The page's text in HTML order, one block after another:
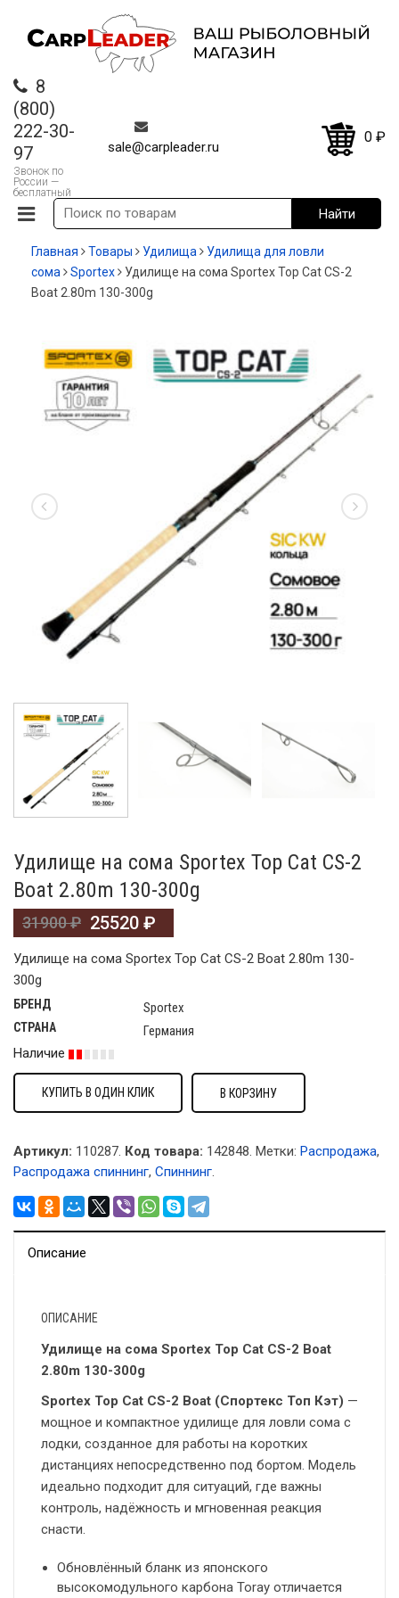
8
(800)
222-30-
97
Звонок по
России —
бесплатный
sale@carpleader.ru
0 ₽
Главная Товары Удилища
Удилища для ловли
сома
Sportex
Удилище на сома Sportex Top Cat CS-2
Boat 2.80m 130-300g
Удилище на сома Sportex Top Cat CS-2
Boat 2.80m 130-300g
31900₽ 25520 ₽
Удилище на сома Sportex Top Cat CS-2 Boat 2.80m 130-
300g
БРЕНД Sportex
СТРАНА
Германия
Наличие
КУПИТЬ В ОДИН КЛИК В КОРЗИНУ
Артикул: 110287. Код товара: 142848. Метки: Распродажа,
Распродажа спиннинг, Спиннинг.
Описание
ОПИСАНИЕ
Удилище на сома Sportex Top Cat CS-2 Boat
2.80m 130-300g
Sportex Top Cat CS-2 Boat (Спортекс Топ Кэт) —
мощное и компактное удилище для ловли сома с
лодки, созданное для работы на коротких
дистанциях непосредственно под бортом. Модель
идеально подходит для ситуаций, где важны
контроль, надёжность и мгновенная реакция
снасти.
Обновлённый бланк из японского
высокомодульного карбона Toray отличается